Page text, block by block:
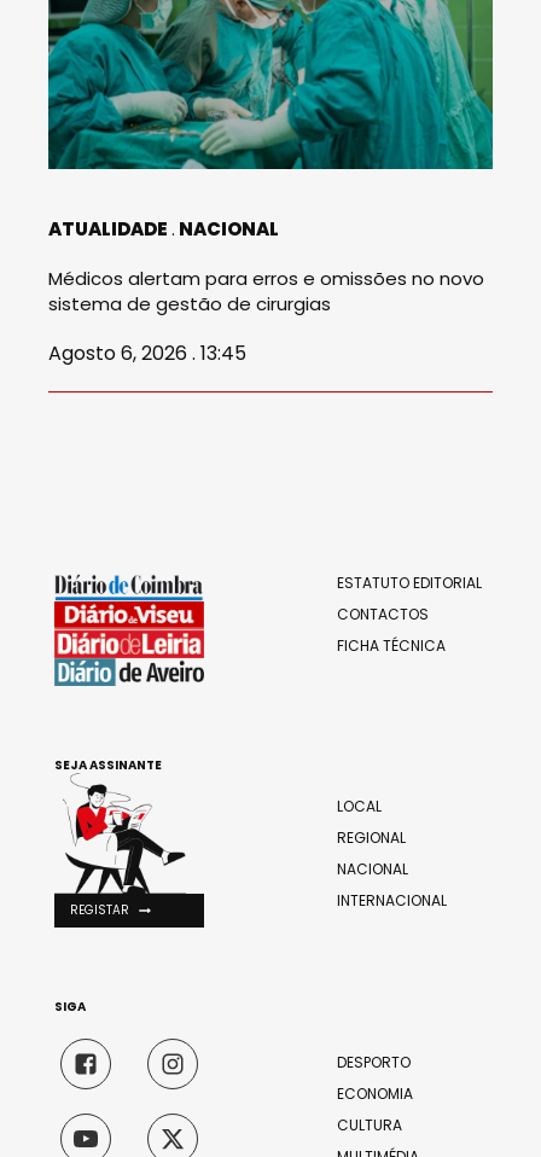
ATUALIDADE NACIONAL
Médicos alertam para erros e omissões no novo
sistema de gestão de cirurgias
Agosto 6, 2026 . 13:45
ESTATUTO EDITORIAL
CONTACTOS
FICHA TÉCNICA
LOCAL
REGIONAL
NACIONAL
INTERNACIONAL
DESPORTO
ECONOMIA
CULTURA
SEJA ASSINANTE
REGISTAR
SIGA